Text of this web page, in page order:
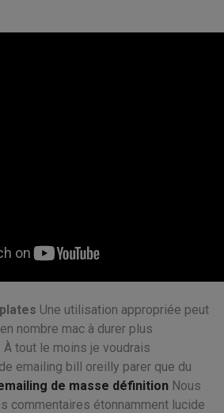
Une utilisation appropriée peut
nombre mac à durer plus
tout le moins je voudrais
emailing bill oreilly parer que du
de masse définition Nous
commentaires étonnamment lucide